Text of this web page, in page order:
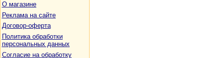
О магазине
Реклама на сайте
Договор-оферта
Политика обработки
персональных данных
Согласие на обработку